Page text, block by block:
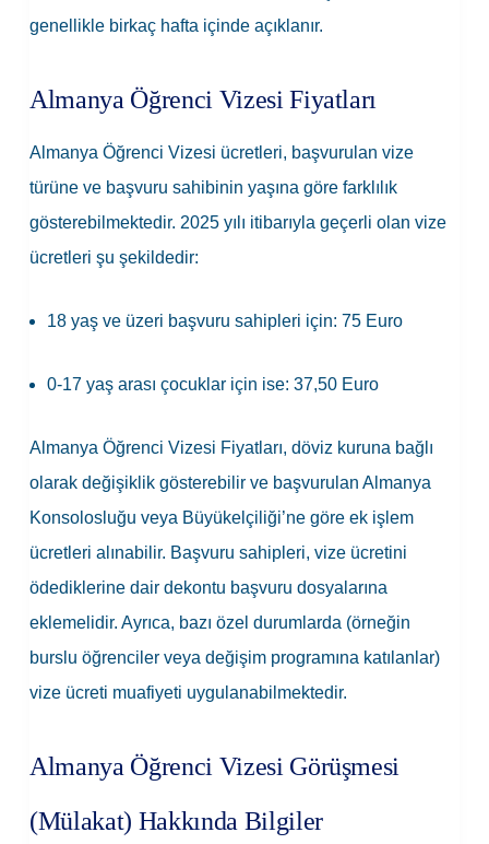
genellikle birkaç hafta içinde açıklanır.
Almanya Öğrenci Vizesi Fiyatları
Almanya Öğrenci Vizesi ücretleri, başvurulan vize
türüne ve başvuru sahibinin yaşına göre farklılık
gösterebilmektedir. 2025 yılı itibarıyla geçerli olan vize
ücretleri şu şekildedir:
18 yaş ve üzeri başvuru sahipleri için: 75 Euro
0-17 yaş arası çocuklar için ise: 37,50 Euro
Almanya Öğrenci Vizesi Fiyatları, döviz kuruna bağlı
olarak değişiklik gösterebilir ve başvurulan Almanya
Konsolosluğu veya Büyükelçiliği’ne göre ek işlem
ücretleri alınabilir. Başvuru sahipleri, vize ücretini
ödediklerine dair dekontu başvuru dosyalarına
eklemelidir. Ayrıca, bazı özel durumlarda (örneğin
burslu öğrenciler veya değişim programına katılanlar)
vize ücreti muafiyeti uygulanabilmektedir.
Almanya Öğrenci Vizesi Görüşmesi
(Mülakat) Hakkında Bilgiler